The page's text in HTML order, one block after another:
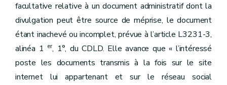
facultative relative à un document administratif dont la
divulgation peut être source de méprise, le document
étant inachevé ou incomplet, prévue à l’article L3231-3,
alinéa 1 er, 1°, du CDLD. Elle avance que « l’intéressé
poste les documents transmis à la fois sur le site
internet lui appartenant et sur le réseau social